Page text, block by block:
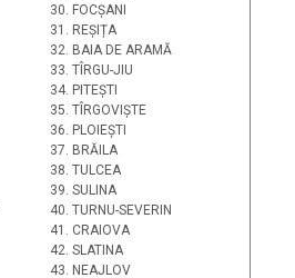
30. FOCȘANI
31. REȘIȚA
32. BAIA DE ARAMĂ
33. TÎRGU-JIU
34. PITEȘTI
35. TÎRGOVIȘTE
36. PLOIEȘTI
37. BRĂILA
38. TULCEA
39. SULINA
40. TURNU-SEVERIN
41. CRAIOVA
42. SLATINA
43. NEAJLOV